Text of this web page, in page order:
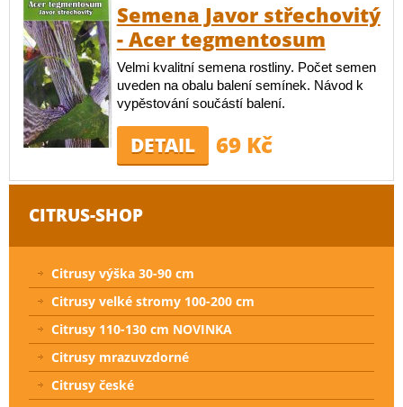
Semena Javor střechovitý
- Acer tegmentosum
Velmi kvalitní semena rostliny. Počet semen
uveden na obalu balení semínek. Návod k
vypěstování součástí balení.
DETAIL 69 Kč
CITRUS-SHOP
Citrusy výška 30-90 cm
Citrusy velké stromy 100-200 cm
Citrusy 110-130 cm NOVINKA
Citrusy mrazuvzdorné
Citrusy české